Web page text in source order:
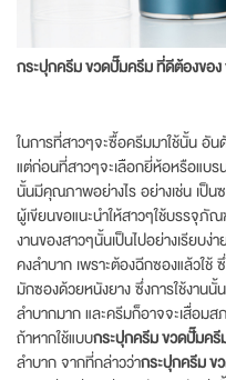
กระปุกครีม ขวดปั๊มครีม ที่ดีต้องของ
ในการที่สาวๆจะซื้อครีมมาใช้นั้น อั
แต่ก่อนที่สาวๆจะเลือกยี่ห้อหรือแบ
นั้นมีคุณภาพอย่างไร อย่างเช่น เป็น
ผู้เขียนขอแนะนำให้สาวๆใช้บรรจุภัณ
งานของสาวๆนั้นเป็นไปอย่างเรียบง่
คงลำบาก เพราะต้องฉีกซองแล้วใช้
มักซองด้วยหนังยาง ซึ่งการใช้งานนั้
ลำบากมาก และครีมก็อาจจะเสื่อมส
ถ้าหากใช้แบบกระปุกครีม ขวดปั๊มครี
ลำบาก จากที่กล่าวว่ากระปุกครีม ข